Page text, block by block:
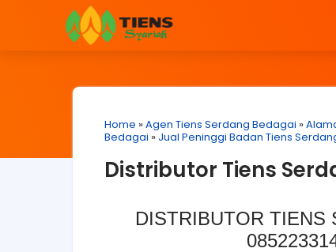
Home »Agen Tiens Serdang Bedagai »
Bedagai » Jual Peninggi Badan Tiens
Distributor Tiens
DISTRIBUTOR TIENS